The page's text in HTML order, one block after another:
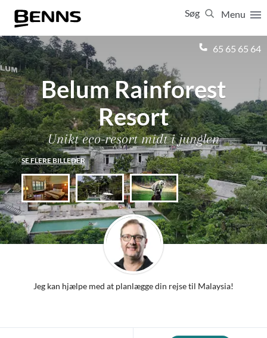
Menu
Søg
65 65 65 64
Belum Rainforest
Resort
Unikt eco-resort midt i junglen
SE FLERE BILLEDER
Jeg kan hjælpe med at planlægge din rejse til Malaysia!
Luk
Vis resultater for: Alle
Ferierejser
Firma- og temarejser
Studierejser